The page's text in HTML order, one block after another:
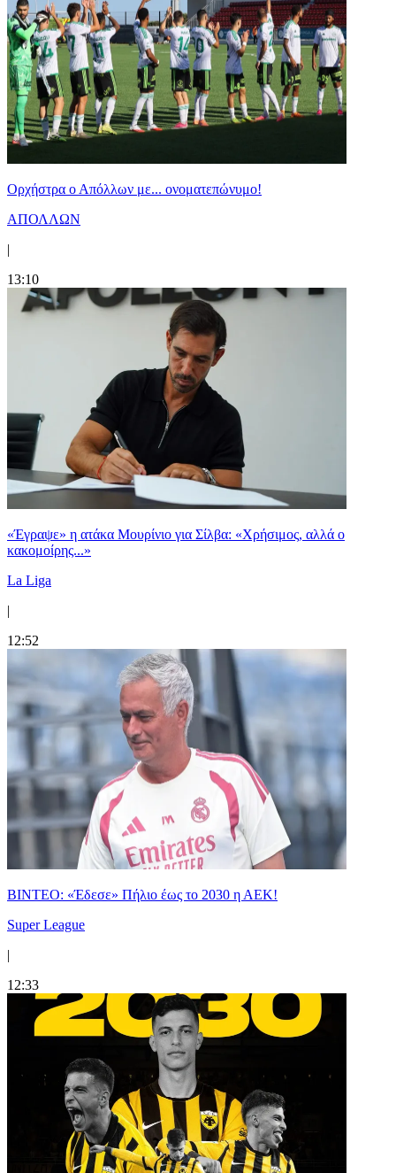
Ορχήστρα o Aπόλλων με... ονοματεπώνυμο!
ΑΠΟΛΛΩΝ
|
13:10
«Έγραψε» η ατάκα Μουρίνιο για Σίλβα: «Χρήσιμος, αλλά ο
κακομοίρης...»
La Liga
|
12:52
ΒΙΝΤΕΟ: «Έδεσε» Πήλιο έως το 2030 η ΑΕΚ!
Super League
|
12:33